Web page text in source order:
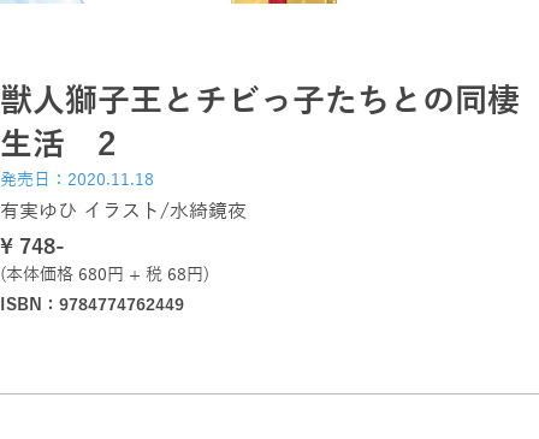
獣人獅子王とチビっ子たちとの同棲
生活 2
発売日：2020.11.18
有実ゆひ イラスト/水綺鏡夜
\ 748-
(本体価格 680円 + 税 68円)
ISBN：9784774762449